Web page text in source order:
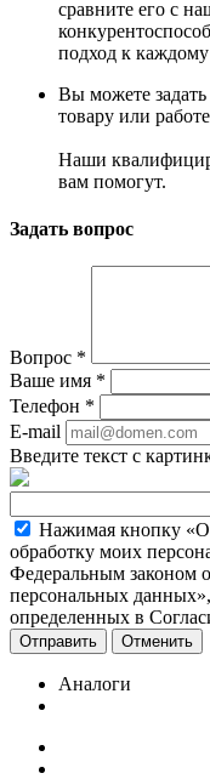
сравните его с
подход к каждому
Вы можете
товару или
Наши
вам помогут.
Задать вопрос
Вопрос *
Ваше имя *
Телефон *
E-mail
Введите текст с
Нажимая кнопку
обработку моих
Федеральным законом
персональных
определенных в
Отменить
Аналоги